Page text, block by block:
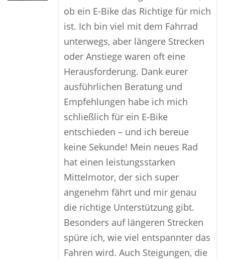
ob ein E-Bike das Richtige für mich
ist. Ich bin viel mit dem Fahrrad
unterwegs, aber längere Strecken
oder Anstiege waren oft eine
Herausforderung. Dank eurer
ausführlichen Beratung und
Empfehlungen habe ich mich
schließlich für ein E-Bike
entschieden – und ich bereue
keine Sekunde! Mein neues Rad
hat einen leistungsstarken
Mittelmotor, der sich super
angenehm fährt und mir genau
die richtige Unterstützung gibt.
Besonders auf längeren Strecken
spüre ich, wie viel entspannter das
Fahren wird. Auch Steigungen, die